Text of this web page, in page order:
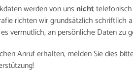
werden von uns nichttelefonisch
richten wir grundsätzlich schriftlich
vermutlich, an persönliche Daten zu
Anruf erhalten, melden Sie dies